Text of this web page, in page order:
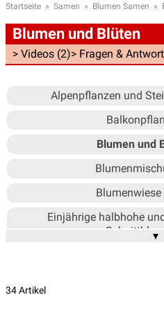
Startseite » Samen » Blumen Samen »
Blumen und Blüten
> Videos (2)> Fragen &
Alpenpflanzen und
Blumen und
Blumenwiese
Einjährige halbhohe
Exklusive
▾
34 Artikel